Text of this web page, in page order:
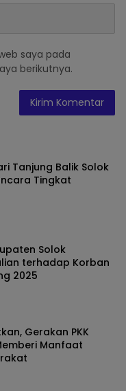
saya pada
berikutnya.
Tanjung Balik Solok
Tingkat
Solok
terhadap Korban
2025
Gerakan PKK
Manfaat